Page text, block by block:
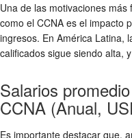
Una de las motivaciones
como el CCNA es el impacto
ingresos. En América Latina,
calificados sigue siendo alta,
Salarios
CCNA (Anual,
Es importante destacar que,